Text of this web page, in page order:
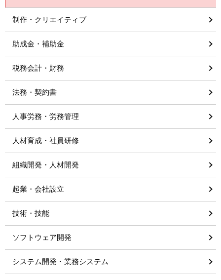
制作・クリエイティブ
助成金・補助金
税務会計・財務
法務・契約書
人事労務・労務管理
人材育成・社員研修
組織開発・人材開発
起業・会社設立
技術・技能
ソフトウェア開発
システム開発・業務システム